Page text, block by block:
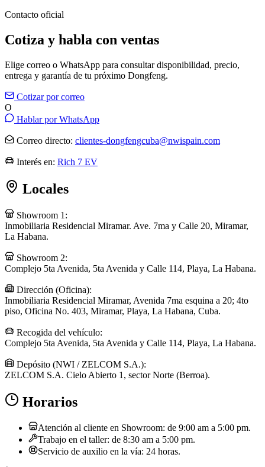
Contacto oficial
Cotiza y habla con ventas
Elige correo o WhatsApp para consultar disponibilidad, precio,
entrega y garantía de tu próximo Dongfeng.
Cotizar por correo
O
Hablar por WhatsApp
Correo directo: clientes-dongfengcuba@nwispain.com
Interés en: Rich 7 EV
Locales
Showroom 1:
Inmobiliaria Residencial Miramar. Ave. 7ma y Calle 20, Miramar,
La Habana.
Showroom 2:
Complejo 5ta Avenida, 5ta Avenida y Calle 114, Playa, La Habana.
Dirección (Oficina):
Inmobiliaria Residencial Miramar, Avenida 7ma esquina a 20; 4to
piso, Oficina No. 403, Miramar, Playa, La Habana, Cuba.
Recogida del vehículo:
Complejo 5ta Avenida, 5ta Avenida y Calle 114, Playa, La Habana.
Depósito (NWI / ZELCOM S.A.):
ZELCOM S.A. Cielo Abierto 1, sector Norte (Berroa).
Horarios
Atención al cliente en Showroom: de 9:00 am a 5:00 pm.
Trabajo en el taller: de 8:30 am a 5:00 pm.
Servicio de auxilio en la vía: 24 horas.